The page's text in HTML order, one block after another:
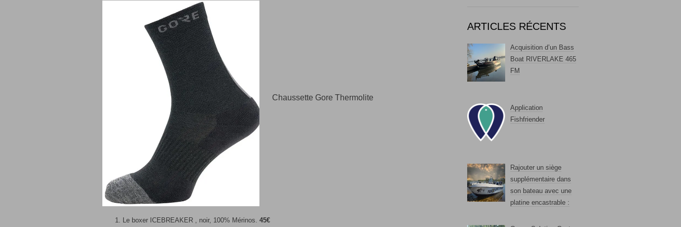
Chaussette Gore Thermolite
Le boxer ICEBREAKER , noir, 100% Mérinos. 45€
ARTICLES RÉCENTS
Acquisition d’un Bass
Boat RIVERLAKE 465
FM
Application
Fishfriender
Rajouter un siège
supplémentaire dans
son bateau avec une
platine encastrable :